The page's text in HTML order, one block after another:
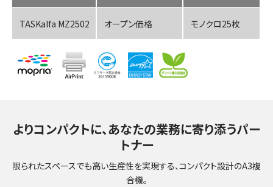
TASKalfa MZ2502 オープン価格 モノクロ25枚
よりコンパクトに、あなたの業務に寄り添うパー
トナー
限られたスペースでも高い生産性を実現する、コンパクト設計のA3複
合機。